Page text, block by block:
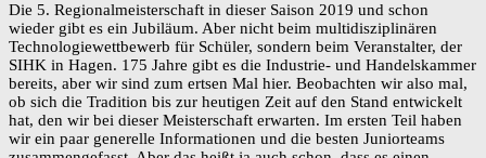
Die 5. Regionalmeisterschaft in dieser Saison 2019 und schon
wieder gibt es ein Jubiläum. Aber nicht beim multidisziplinären
Technologiewettbewerb für Schüler, sondern beim Veranstalter, der
SIHK in Hagen. 175 Jahre gibt es die Industrie- und Handelskammer
bereits, aber wir sind zum ertsen Mal hier. Beobachten wir also mal,
ob sich die Tradition bis zur heutigen Zeit auf den Stand entwickelt
hat, den wir bei dieser Meisterschaft erwarten. Im ersten Teil haben
wir ein paar generelle Informationen und die besten Juniorteams